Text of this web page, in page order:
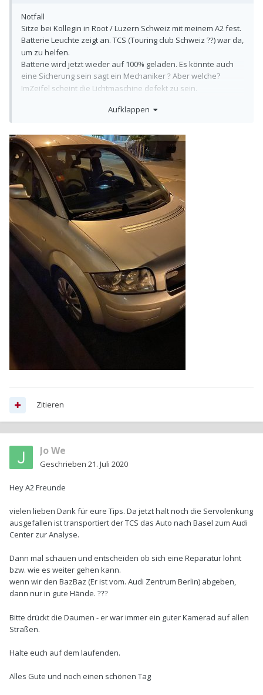
Notfall
Sitze bei Kollegin in Root / Luzern Schweiz mit meinem A2 fest.
Batterie Leuchte zeigt an. TCS (Touring club Schweiz ??) war da,
um zu helfen.
Batterie wird jetzt wieder auf 100% geladen. Es könnte auch
eine Sicherung sein sagt ein Mechaniker ? Aber welche?
ImZeifel scheint die Lichtmaschine defekt zu sein.
A2 Erstzulassung 2002 1.4 Benzinmotor
Kennt Jemand eine günstige Lösung. Danke.
Liebe Grüsse
Jo
Aufklappen
Zitieren
Jo We
Geschrieben 21. Juli 2020
Hey A2 Freunde
vielen lieben Dank für eure Tips. Da jetzt halt noch die Servolenkung
ausgefallen ist transportiert der TCS das Auto nach Basel zum Audi
Center zur Analyse.
Dann mal schauen und entscheiden ob sich eine Reparatur lohnt
bzw. wie es weiter gehen kann.
wenn wir den BazBaz (Er ist vom. Audi Zentrum Berlin) abgeben,
dann nur in gute Hände. ???
Bitte drückt die Daumen - er war immer ein guter Kamerad auf allen
Straßen.
Halte euch auf dem laufenden.
Alles Gute und noch einen schönen Tag